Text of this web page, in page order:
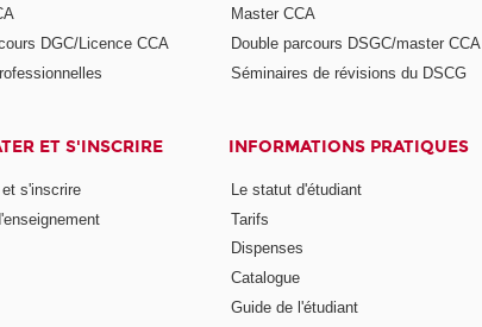
DGC/Licence CCA
Master CCA
Double parcours DSGC/master CCA
Séminaires de révisions du DSCG
ET S'INSCRIRE
s'inscrire
INFORMATIONS PRATIQUES
Le statut d'étudiant
Tarifs
Dispenses
Catalogue
Guide de l'étudiant